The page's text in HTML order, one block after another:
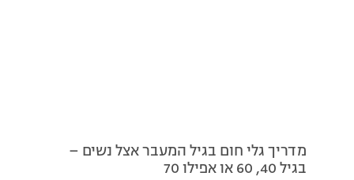
מדריך גלי חום בגיל המעבר אצל נשים –
בגיל 40, 60 או אפילו 70